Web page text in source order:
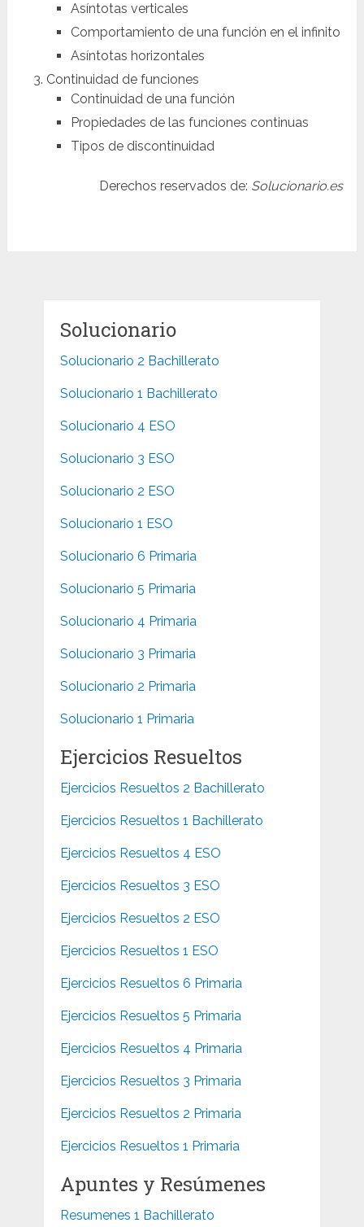
Asíntotas verticales
Comportamiento de una función en el infinito
Asíntotas horizontales
Continuidad de funciones
Continuidad de una función
Propiedades de las funciones continuas
Tipos de discontinuidad
Derechos reservados de: Solucionario.es
Solucionario
Solucionario 2 Bachillerato
Solucionario 1 Bachillerato
Solucionario 4 ESO
Solucionario 3 ESO
Solucionario 2 ESO
Solucionario 1 ESO
Solucionario 6 Primaria
Solucionario 5 Primaria
Solucionario 4 Primaria
Solucionario 3 Primaria
Solucionario 2 Primaria
Solucionario 1 Primaria
Ejercicios Resueltos
Ejercicios Resueltos 2 Bachillerato
Ejercicios Resueltos 1 Bachillerato
Ejercicios Resueltos 4 ESO
Ejercicios Resueltos 3 ESO
Ejercicios Resueltos 2 ESO
Ejercicios Resueltos 1 ESO
Ejercicios Resueltos 6 Primaria
Ejercicios Resueltos 5 Primaria
Ejercicios Resueltos 4 Primaria
Ejercicios Resueltos 3 Primaria
Ejercicios Resueltos 2 Primaria
Ejercicios Resueltos 1 Primaria
Apuntes y Resúmenes
Resumenes 1 Bachillerato